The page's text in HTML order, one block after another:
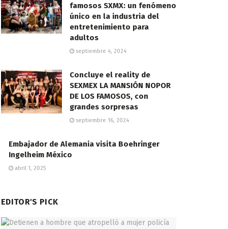
famosos SXMX: un fenómeno
único en la industria del
entretenimiento para
adultos
septiembre 4, 2024
Concluye el reality de
SEXMEX LA MANSIÓN NOPOR
DE LOS FAMOSOS, con
grandes sorpresas
septiembre 16, 2024
Embajador de Alemania visita Boehringer
Ingelheim México
abril 1, 2025
EDITOR'S PICK